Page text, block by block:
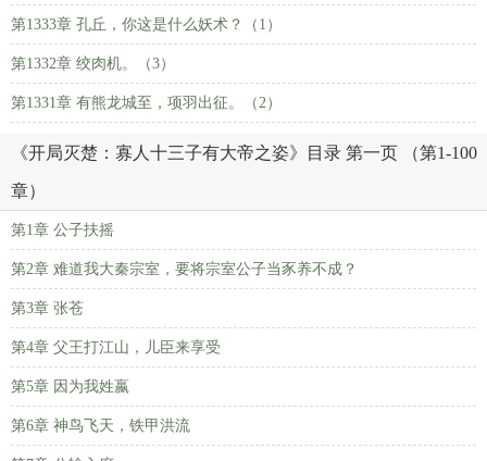
第1333章 孔丘，你这是什么妖术？（1）
第1332章 绞肉机。（3）
第1331章 有熊龙城至，项羽出征。（2）
《开局灭楚：寡人十三子有大帝之姿》目录 第一页 （第1-100
章）
第1章 公子扶摇
第2章 难道我大秦宗室，要将宗室公子当豕养不成？
第3章 张苍
第4章 父王打江山，儿臣来享受
第5章 因为我姓嬴
第6章 神鸟飞天，铁甲洪流